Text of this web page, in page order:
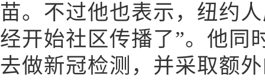
苗。不过他也表示，纽约
经开始社区传播了”。他同
去做新冠检测，并采取额